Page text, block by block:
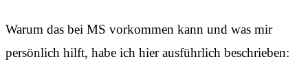
Warum das bei MS vorkommen kann und was mir
persönlich hilft, habe ich hier ausführlich beschrieben: